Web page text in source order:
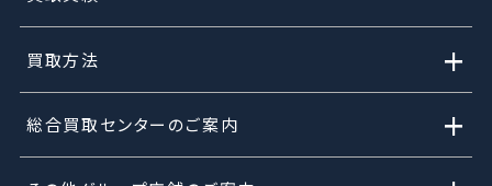
買取方法 +
総合買取センターのご案内 +